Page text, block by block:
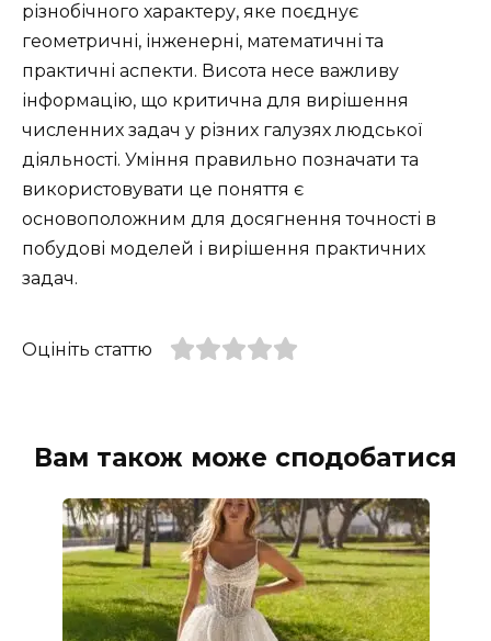
різнобічного характеру, яке поєднує
геометричні, інженерні, математичні та
практичні аспекти. Висота несе важливу
інформацію, що критична для вирішення
численних задач у різних галузях людської
діяльності. Уміння правильно позначати та
використовувати це поняття є
основоположним для досягнення точності в
побудові моделей і вирішення практичних
задач.
Оцініть статтю
Вам також може сподобатися